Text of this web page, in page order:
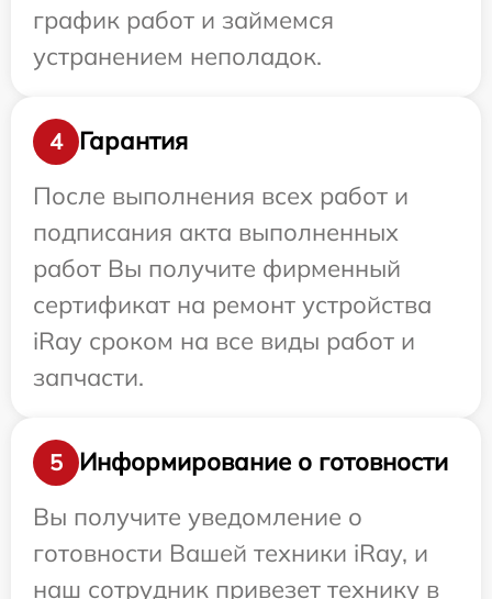
график работ и займемся
устранением неполадок.
4
Гарантия
После выполнения всех работ и
подписания акта выполненных
работ Вы получите фирменный
сертификат на ремонт устройства
iRay сроком на все виды работ и
запчасти.
5
Информирование о готовности
Вы получите уведомление о
готовности Вашей техники iRay, и
наш сотрудник привезет технику в